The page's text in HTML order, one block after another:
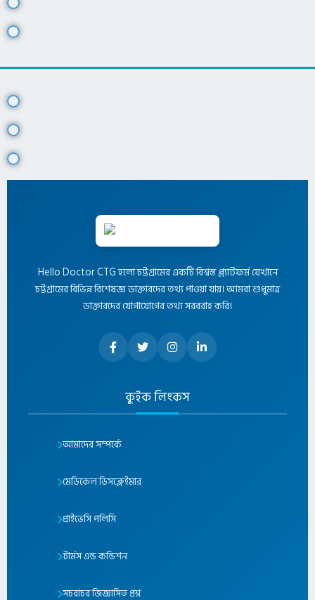
Hello Doctor CTG হলো চট্টগ্রামের একটি বিশ্বস্ত প্ল্যাটফর্ম যেখানে
চট্টগ্রামের বিভিন্ন বিশেষজ্ঞ ডাক্তারদের তথ্য পাওয়া যায়। আমরা শুধুমাত্র
ডাক্তারদের যোগাযোগের তথ্য সরবরাহ করি।
কুইক লিংকস
আমাদের সম্পর্কে
মেডিকেল ডিসক্লেইমার
প্রাইভেসি পলিসি
টার্মস এন্ড কন্ডিশন
সচরাচর জিজ্ঞাসিত প্রশ্ন